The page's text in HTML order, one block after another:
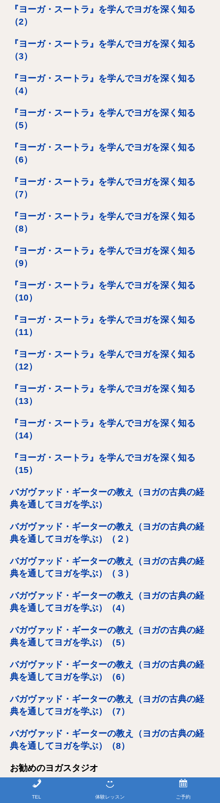
『ヨーガ・スートラ』を学んでヨガを深く知る
（2）
『ヨーガ・スートラ』を学んでヨガを深く知る
（3）
『ヨーガ・スートラ』を学んでヨガを深く知る
（4）
『ヨーガ・スートラ』を学んでヨガを深く知る
（5）
『ヨーガ・スートラ』を学んでヨガを深く知る
（6）
『ヨーガ・スートラ』を学んでヨガを深く知る
（7）
『ヨーガ・スートラ』を学んでヨガを深く知る
（8）
『ヨーガ・スートラ』を学んでヨガを深く知る
（9）
『ヨーガ・スートラ』を学んでヨガを深く知る
（10）
『ヨーガ・スートラ』を学んでヨガを深く知る
（11）
『ヨーガ・スートラ』を学んでヨガを深く知る
（12）
『ヨーガ・スートラ』を学んでヨガを深く知る
（13）
『ヨーガ・スートラ』を学んでヨガを深く知る
（14）
『ヨーガ・スートラ』を学んでヨガを深く知る
（15）
バガヴァッド・ギーターの教え（ヨガの古典の経
典を通してヨガを学ぶ）
バガヴァッド・ギーターの教え（ヨガの古典の経
典を通してヨガを学ぶ）（２）
バガヴァッド・ギーターの教え（ヨガの古典の経
典を通してヨガを学ぶ）（３）
バガヴァッド・ギーターの教え（ヨガの古典の経
典を通してヨガを学ぶ）（4）
バガヴァッド・ギーターの教え（ヨガの古典の経
典を通してヨガを学ぶ）（5）
バガヴァッド・ギーターの教え（ヨガの古典の経
典を通してヨガを学ぶ）（6）
バガヴァッド・ギーターの教え（ヨガの古典の経
典を通してヨガを学ぶ）（7）
バガヴァッド・ギーターの教え（ヨガの古典の経
典を通してヨガを学ぶ）（8）
お勧めのヨガスタジオ
ヨガを定期的にレッスンしたい方や、豊富なバリエーションから
TEL 体験レッスン ご予約